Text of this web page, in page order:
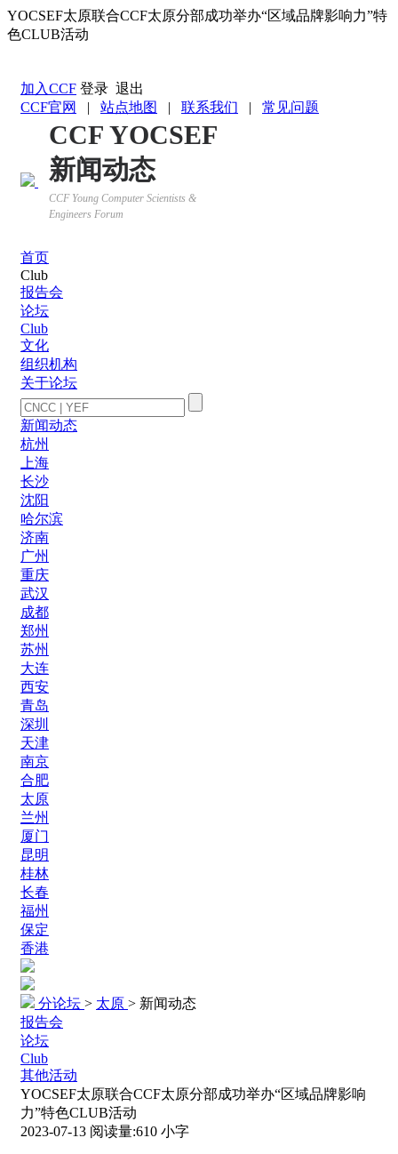
YOCSEF太原联合CCF太原分部成功举办“区域品牌影响力”特
色CLUB活动
加入CCF 登录 退出
CCF官网
| 站点地图 | 联系我们 | 常见问题
CCF YOCSEF
新闻动态
CCF Young Computer Scientists &
Engineers Forum
首页
Club
报告会
论坛
Club
文化
组织机构
关于论坛
新闻动态
杭州
上海
长沙
沈阳
哈尔滨
济南
广州
重庆
武汉
成都
郑州
苏州
大连
西安
青岛
深圳
天津
南京
合肥
太原
兰州
厦门
昆明
桂林
长春
福州
保定
香港
分论坛 > 太原 > 新闻动态
报告会
论坛
Club
其他活动
YOCSEF太原联合CCF太原分部成功举办“区域品牌影响
力”特色CLUB活动
2023-07-13 阅读量:610 小字